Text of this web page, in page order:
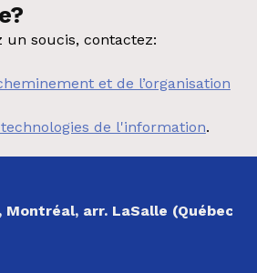
un soucis, contactez:
et de l’organisation
de l'information.
Montréal, arr. LaSalle (Québec)